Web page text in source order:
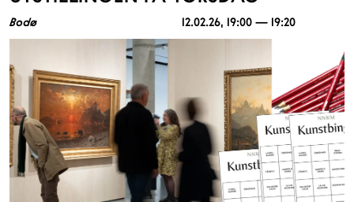
Bodø 12.02.26, 19:00 — 19:20